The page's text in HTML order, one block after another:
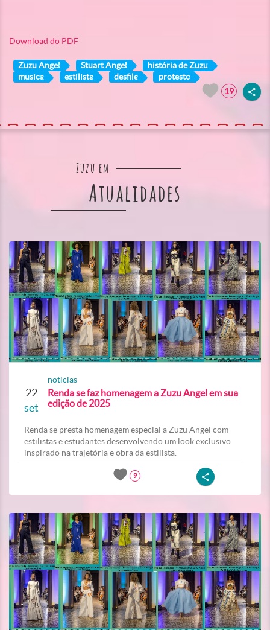
Download do PDF
Zuzu Angel Stuart Angel
história de Zuzu
musica
estilista desfile
protesto
19
Zuzu em
Atualidades
22
set
noticias
Renda se faz homenagem a Zuzu Angel em sua
edição de 2025
Renda se presta homenagem especial a Zuzu Angel com
estilistas e estudantes desenvolvendo um look exclusivo
inspirado na trajetória e obra da estilista.
9